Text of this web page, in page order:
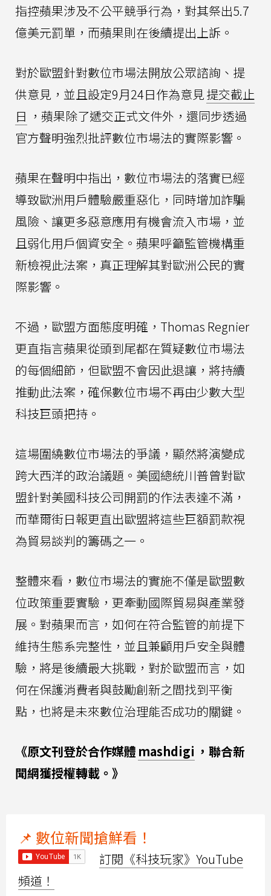
指控蘋果涉及不公平競爭行為，對其祭出5.7
億美元罰單，而蘋果則在後續提出上訴。
對於歐盟針對數位市場法開放公眾諮詢、提
供意見，並且設定9月24日作為意見提交截止
日 ，蘋果除了遞交正式文件外，還同步透過
官方聲明強烈批評數位市場法的實際影響。
蘋果在聲明中指出，數位市場法的落實已經
導致歐洲用戶體驗嚴重惡化，同時增加詐騙
風險、讓更多惡意應用有機會流入市場，並
且弱化用戶個資安全。蘋果呼籲監管機構重
新檢視此法案，真正理解其對歐洲公民的實
際影響。
不過，歐盟方面態度明確，Thomas Regnier
更直指言蘋果從頭到尾都在質疑數位市場法
的每個細節，但歐盟不會因此退讓，將持續
推動此法案，確保數位市場不再由少數大型
科技巨頭把持。
這場圍繞數位市場法的爭議，顯然將演變成
跨大西洋的政治議題。美國總統川普曾對歐
盟針對美國科技公司開罰的作法表達不滿，
而華爾街日報更直出歐盟將這些巨額罰款視
為貿易談判的籌碼之一。
整體來看，數位市場法的實施不僅是歐盟數
位政策重要實驗，更牽動國際貿易與產業發
展。對蘋果而言，如何在符合監管的前提下
維持生態系完整性，並且兼顧用戶安全與體
驗，將是後續最大挑戰，對於歐盟而言，如
何在保護消費者與鼓勵創新之間找到平衡
點，也將是未來數位治理能否成功的關鍵。
《原文刊登於合作媒體 mashdigi ，聯合新
聞網獲授權轉載。》
📌 數位新聞搶鮮看！
訂閱《科技玩家》YouTube
頻道！